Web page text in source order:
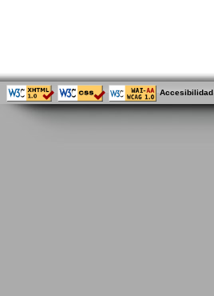
Accesibilidad